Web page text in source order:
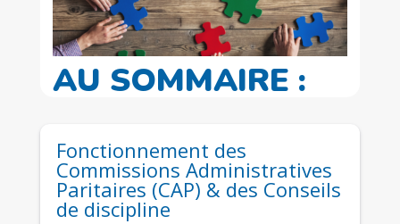
AU SOMMAIRE :
Fonctionnement des
Commissions Administratives
Paritaires (CAP) & des Conseils
de discipline